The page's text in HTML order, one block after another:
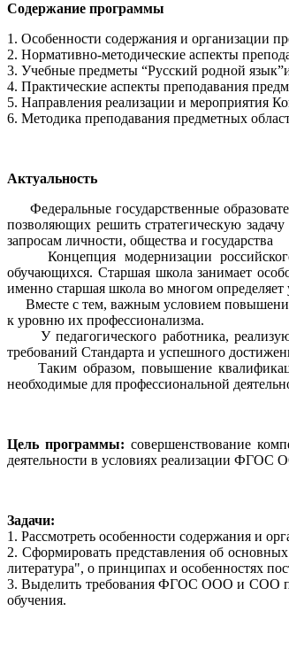
Содержание программы
1. Особенности содержания и организации
2. Нормативно-методические аспекты
3. Учебные предметы “Русский родной
4. Практические аспекты преподавания
5. Направления реализации и мероприятия
6. Методика преподавания предметных
Актуальность
Федеральные государственные
позволяющих решить стратегическую
запросам личности, общества и государства
Концепция модернизации российского
обучающихся. Старшая школа занимает
именно старшая школа во многом определяет
Вместе с тем, важным условием повышения
к уровню их профессионализма.
У педагогического работника,
требований Стандарта и успешного
Таким образом, повышение
необходимые для профессиональной
Цель программы: совершенствование
деятельности в условиях реализации
Задачи:
1. Рассмотреть особенности содержания и
2. Сформировать представления об
литература", о принципах и особенностях
3. Выделить требования ФГОС ООО и СОО по
обучения.